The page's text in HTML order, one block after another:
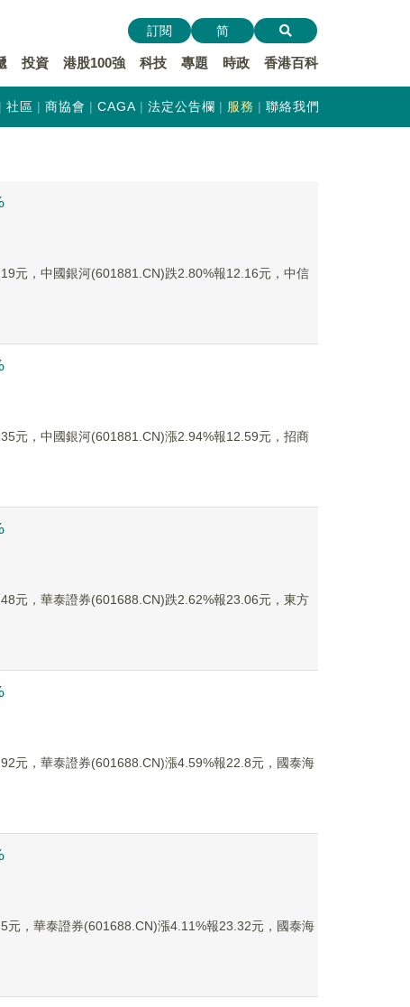
投資 港股100強 科技 專題 時政 香港百科
訂閱 简
社區 商協會 CAGA 法定公告欄 服務 聯絡我們
元，中國銀河(601881.CN)跌2.80%報12.16元，中信
元，中國銀河(601881.CN)漲2.94%報12.59元，招商
元，華泰證券(601688.CN)跌2.62%報23.06元，東方
元，華泰證券(601688.CN)漲4.59%報22.8元，國泰海
，華泰證券(601688.CN)漲4.11%報23.32元，國泰海